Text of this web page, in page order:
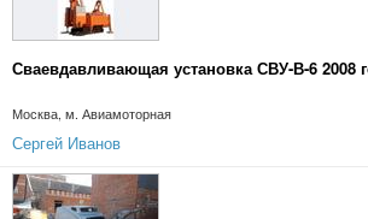
Сваевдавливающая установка СВУ-В-6 2008
Москва, м. Авиамоторная
Сергей Иванов